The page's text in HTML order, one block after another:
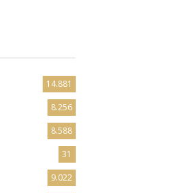
14.881
8.256
8.588
31
9.022